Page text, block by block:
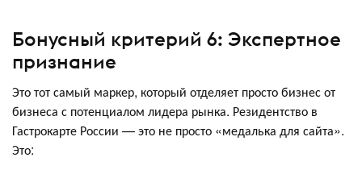
Бонусный критерий 6: Экспертное
признание
Это тот самый маркер, который отделяет просто бизнес от
бизнеса с потенциалом лидера рынка. Резидентство в
Гастрокарте России — это не просто «медалька для сайта».
Это: